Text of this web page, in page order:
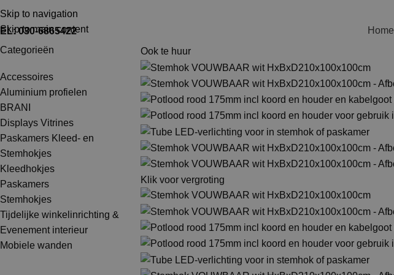
Skip to navigation
Skip to main content
TEL: 030-6865422
030-6865422 Home
Categorieën
Accessoires
Aluminium profielen
BRANI
Displays Vitrines
Paskamers Kleed- en
Stemhokjes
Kleedhokjes
Paskamers
Stemhokjes
Tijdelijke winkelinrichting &
Evenement interieur
Mobiele wanden
Ook te huur
Klik voor vergroting